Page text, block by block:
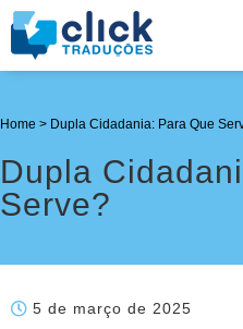
Home > Dupla Cidadania: Para Que
Dupla
Serve?
5 de março de 2025